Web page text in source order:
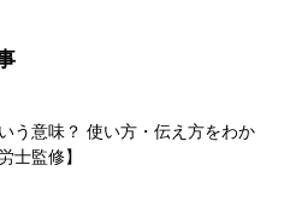
う意味？ 使い方・伝え方をわか
士監修】